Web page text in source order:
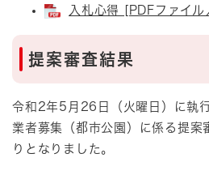
入札心得 [PDFファイ
提案審査結果
令和2年5月26日（火曜日）に執
業者募集（都市公園）に係る提案
りとなりました。